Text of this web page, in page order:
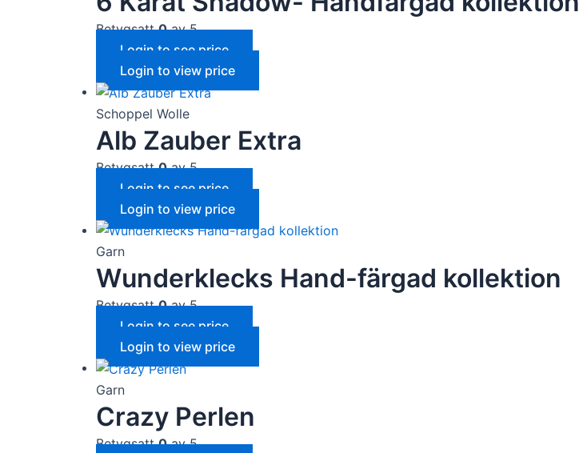
Betygsatt0av 5
Login to see price
Login to view price
Schoppel Wolle
Alb Zauber Extra
Betygsatt0av 5
Login to see price
Login to view price
Garn
Wunderklecks Hand-färgad kollektion
Betygsatt0av 5
Login to see price
Login to view price
Garn
Crazy Perlen
Betygsatt0av 5